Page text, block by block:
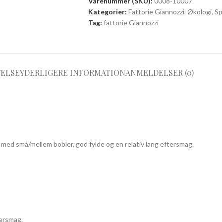
Kategorier: Fattorie Giannozzi, Økologi,
Tag: fattorie Giannozzi
YDERLIGERE INFORMATIONANMELDELSER (0)
små/mellem bobler, god fylde og en relativ lang eftersmag.